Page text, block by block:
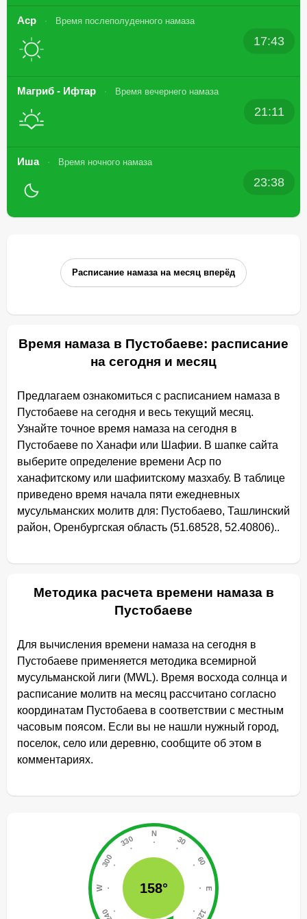
Аср Время послеполуденного намаза
17:43
Магриб - Ифтар Время вечернего намаза
21:11
Иша Время ночного намаза
23:38
Расписание намаза на месяц вперёд
Время намаза в Пустобаеве: расписание
на сегодня и месяц
Предлагаем ознакомиться с расписанием намаза в
Пустобаеве на сегодня и весь текущий месяц.
Узнайте точное время намаза на сегодня в
Пустобаеве по Ханафи или Шафии. В шапке сайта
выберите определение времени Аср по
ханафитскому или шафиитскому мазхабу. В таблице
приведено время начала пяти ежедневных
мусульманских молитв для: Пустобаево, Ташлинский
район, Оренбургская область (51.68528, 52.40806)..
Методика расчета времени намаза в
Пустобаеве
Для вычисления времени намаза на сегодня в
Пустобаеве применяется методика всемирной
мусульманской лиги (MWL). Время восхода солнца и
расписание молитв на месяц рассчитано согласно
координатам Пустобаева в соответствии с местным
часовым поясом. Если вы не нашли нужный город,
поселок, село или деревню, сообщите об этом в
комментариях.
158°